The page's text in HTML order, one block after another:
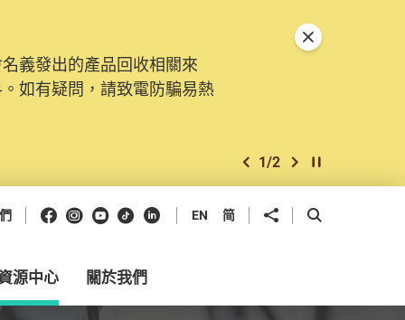
義發出的產品回收相關來
如有疑問，請致電防騙易熱
上一個
1/2 下一個開始/暫停幻燈
關閉特別通告
Facebook
Instagram
Youtube
抖音領英 EN 简 分享到 開啟搜尋框
源中心 關於我們